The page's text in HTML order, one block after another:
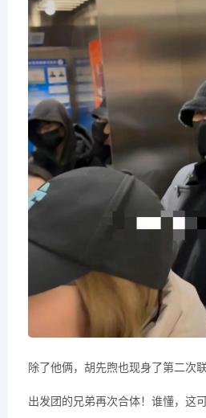
除了他俩，胡先煦也现身了第二次联
出发团的兄弟再次合体！谁懂，这